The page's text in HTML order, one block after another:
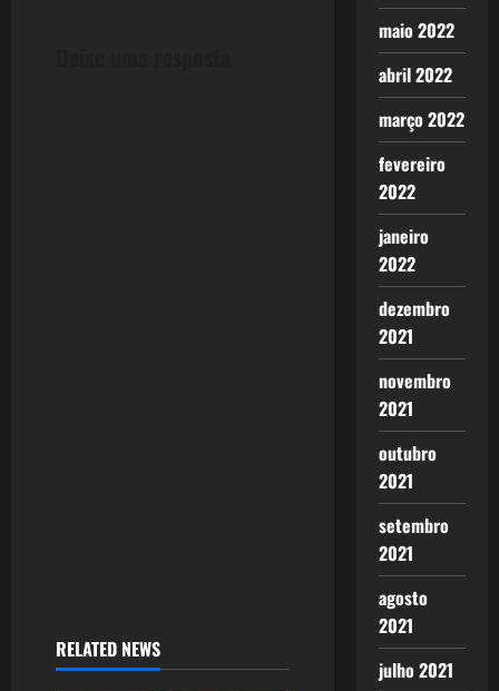
RELATED NEWS
maio 2022
abril 2022
março 2022
fevereiro
2022
janeiro
2022
dezembro
2021
novembro
2021
outubro
2021
setembro
2021
agosto
2021
julho 2021